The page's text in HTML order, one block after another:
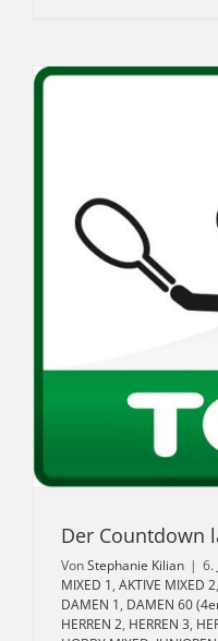
Der Countdown
VonStephanie Kilian | 6.
MIXED 1, AKTIVE MIXED 2,
DAMEN 1, DAMEN 60
HERREN 2, HERREN 3,